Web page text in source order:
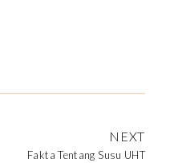
NEXT
Fakta Tentang Susu UHT